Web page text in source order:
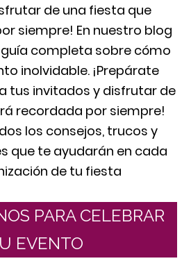
de una fiesta que
siempre! En nuestro blog
completa sobre cómo
inolvidable. ¡Prepárate
tus invitados y disfrutar de
recordada por siempre!
los consejos, trucos y
que te ayudarán en cada
de tu fiesta
PARA CELEBRAR
EVENTO